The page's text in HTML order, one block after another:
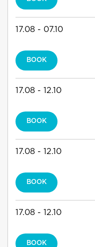
17.08 - 07.10
BOOK
17.08 - 12.10
BOOK
17.08 - 12.10
BOOK
17.08 - 12.10
BOOK